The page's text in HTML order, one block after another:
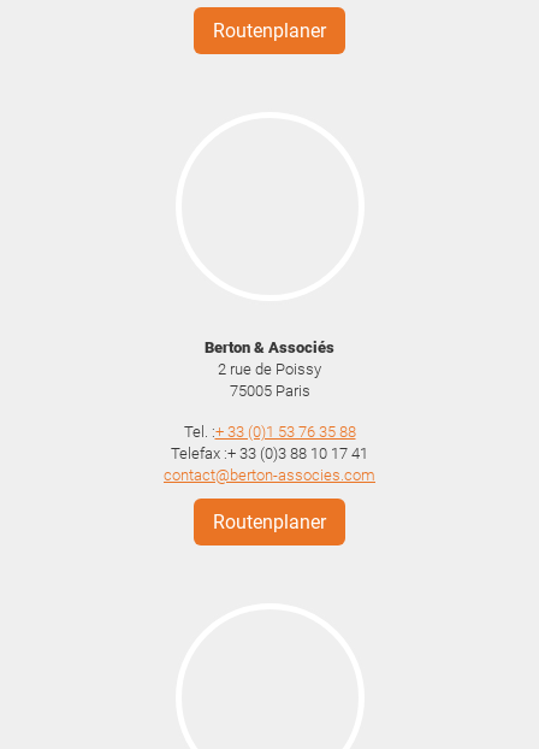
Routenplaner
Berton & Associés
2 rue de Poissy
75005 Paris
Tel. :+ 33 (0)1 53 76 35 88
Telefax :+ 33 (0)3 88 10 17 41
contact@berton-associes.com
Routenplaner